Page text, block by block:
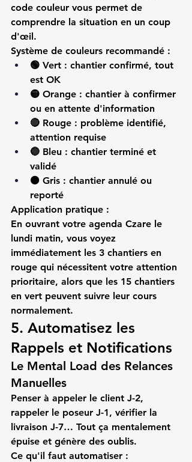
code couleur vous permet de
comprendre la situation en un coup
d'œil.
Système de couleurs recommandé :
🟢 Vert : chantier confirmé, tout
est OK
🟡 Orange : chantier à confirmer
ou en attente d'information
🔴 Rouge : problème identifié,
attention requise
🔵 Bleu : chantier terminé et
validé
⚫ Gris : chantier annulé ou
reporté
Application pratique :
En ouvrant votre agenda Czare le
lundi matin, vous voyez
immédiatement les 3 chantiers en
rouge qui nécessitent votre attention
prioritaire, alors que les 15 chantiers
en vert peuvent suivre leur cours
normalement.
5. Automatisez les
Rappels et Notifications
Le Mental Load des Relances
Manuelles
Penser à appeler le client J-2,
rappeler le poseur J-1, vérifier la
livraison J-7… Tout ça mentalement
épuise et génère des oublis.
Ce qu'il faut automatiser :